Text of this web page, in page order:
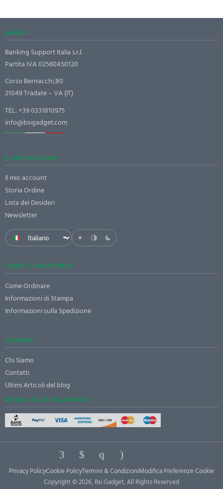
ABOUT
Banking Support Italia s.r.l.
Partita IVA 02560450120
Corso Bernacchi,80
21049 Tradate – VA (IT)
TEL:+39 0331810975
info@bsigadget.com
IL MIO ACCOUNT
Il mio account
Storia Ordine
Lista dei Desideri
Newsletter
GUIDE E ASSISTENZA
Come Ordinare
Informazioni di Stampa
Informazioni sulla Spedizione
AZIENDA
Chi Siamo
Contatti
Ultimi Articoli del blog
MODALITÀ DI PAGAMENTO
Privacy PolicyCookie PolicyTermini & CondizioniModifica Preferenze Cookie
Copyright © 2026, Bsi Gadget, All Rights Reserved